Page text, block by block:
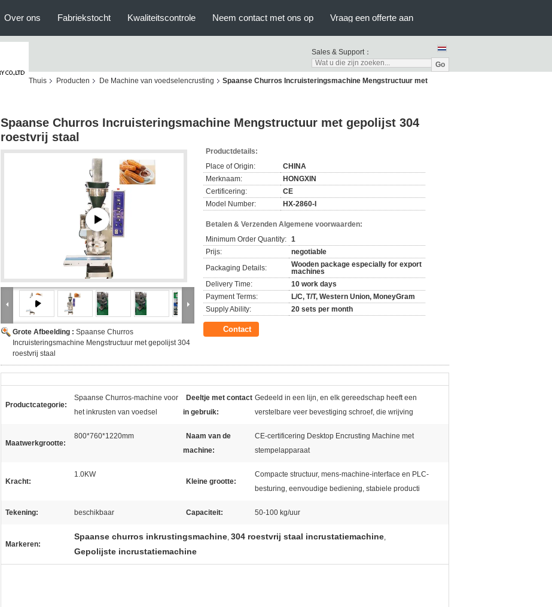
Over ons Fabriekstocht Kwaliteitscontrole Neem contact met ons op Vraag een offerte aan
Sales & Support：
Go
Thuis
Producten De Machine van voedselencrusting Spaanse Churros Incruisteringsmachine Mengstructuur met
Spaanse Churros Incruisteringsmachine Mengstructuur met gepolijst 304
roestvrij staal
Grote Afbeelding : Spaanse Churros
Incruisteringsmachine Mengstructuur met gepolijst 304
roestvrij staal
Productdetails:
Place of Origin:
CHINA
Merknaam:
HONGXIN
Certificering:
CE
Model Number:
HX-2860-I
Betalen & Verzenden Algemene voorwaarden:
Minimum Order Quantity: 1
Prijs:
negotiable
Packaging Details:
Wooden package especially for export
machines
Delivery Time:
10 work days
Payment Terms:
L/C, T/T, Western Union, MoneyGram
Supply Ability:
20 sets per month
Contact
Productcategorie:
Spaanse Churros-machine voor
het inkrusten van voedsel
Deeltje met contact
in gebruik:
Gedeeld in een lijn, en elk gereedschap heeft een
verstelbare veer bevestiging schroef, die wrijving
Maatwerkgrootte:
800*760*1220mm
Naam van de
machine:
CE-certificering Desktop Encrusting Machine met
stempelapparaat
Kracht:
1.0KW
Kleine grootte:
Compacte structuur, mens-machine-interface en PLC-
besturing, eenvoudige bediening, stabiele producti
Tekening: beschikbaar Capaciteit: 50-100 kg/uur
Markeren:
Spaanse churros inkrustingsmachine, 304 roestvrij staal incrustatiemachine,
Gepolijste incrustatiemachine